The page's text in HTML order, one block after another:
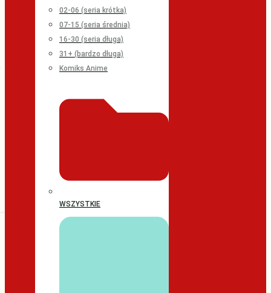
02-06 (seria krótka)
07-15 (seria średnia)
16-30 (seria długa)
31+ (bardzo długa)
Komiks Anime
WSZYSTKIE